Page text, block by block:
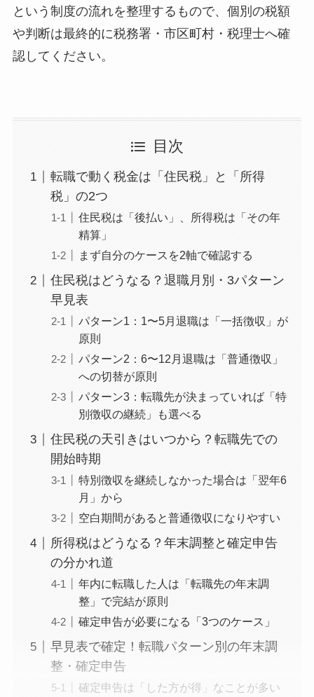
という制度の流れを整理するもので、個別の税額
や判断は最終的に税務署・市区町村・税理士へ確
認してください。
目次
転職で動く税金は「住民税」と「所得
税」の2つ
住民税は「後払い」、所得税は「その年
精算」
まず自分のケースを2軸で確認する
住民税はどうなる？退職月別・3パターン
早見表
パターン1：1〜5月退職は「一括徴収」が
原則
パターン2：6〜12月退職は「普通徴収」
への切替が原則
パターン3：転職先が決まっていれば「特
別徴収の継続」も選べる
住民税の天引きはいつから？転職先での
開始時期
特別徴収を継続しなかった場合は「翌年6
月」から
空白期間があると普通徴収になりやすい
所得税はどうなる？年末調整と確定申告
の分かれ道
年内に転職した人は「転職先の年末調
整」で完結が原則
確定申告が必要になる「3つのケース」
早見表で確定！転職パターン別の年末調
整・確定申告
確定申告は「した方が得」なことが多い